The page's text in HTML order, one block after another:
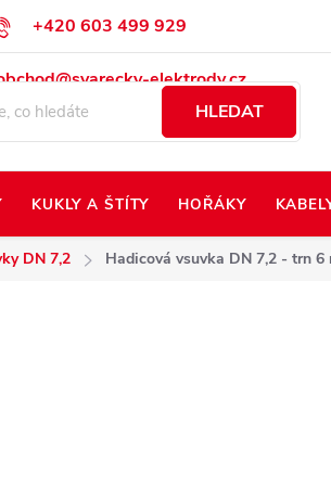
+420 603 499 929
elektrody.cz
Napište nám Kontakty
HLEDAT
KUKLY A ŠTÍTY HOŘÁKY
DN 7,2 Hadicová vsuvka DN 7,2 - trn 6